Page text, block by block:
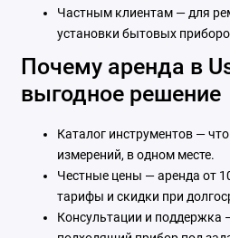
Частным клиентам — для
установки бытовых
Почему аренда в
выгодное решение
Каталог инструментов —
измерений, в одном месте.
Честные цены — аренда от
тарифы и скидки при
Консультации и